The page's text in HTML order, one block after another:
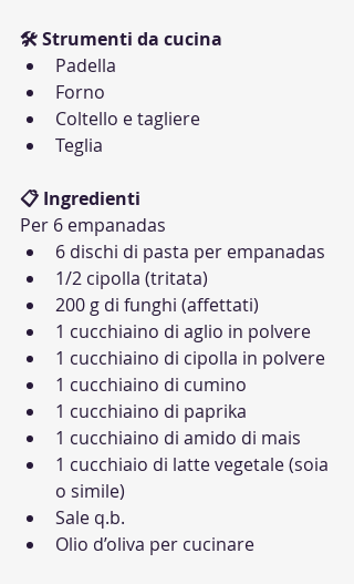
🛠 Strumenti da cucina
Padella
Forno
Coltello e tagliere
Teglia
📋 Ingredienti
Per 6 empanadas
6 dischi di pasta per empanadas
1/2 cipolla (tritata)
200 g di funghi (affettati)
1 cucchiaino di aglio in polvere
1 cucchiaino di cipolla in polvere
1 cucchiaino di cumino
1 cucchiaino di paprika
1 cucchiaino di amido di mais
1 cucchiaio di latte vegetale (soia
o simile)
Sale q.b.
Olio d’oliva per cucinare